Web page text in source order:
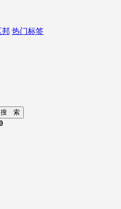
邦 热门标签
搜 索